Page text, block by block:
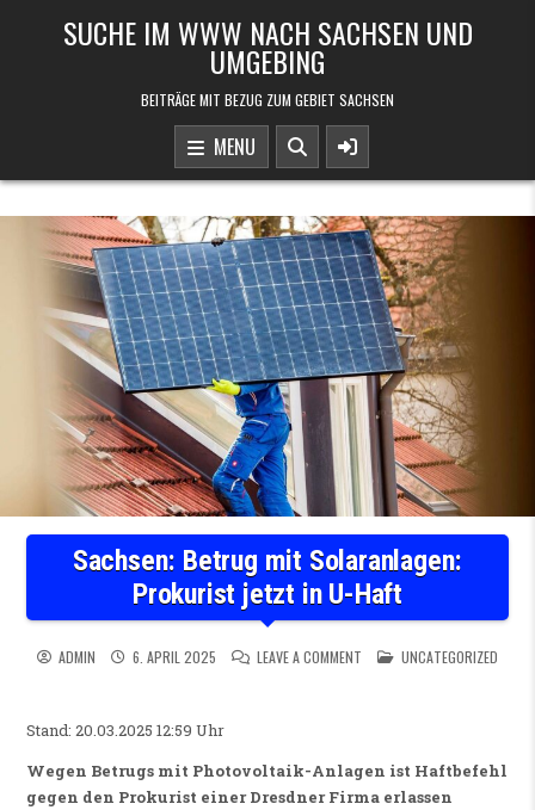
SUCHE IM WWW NACH SACHSEN UND
UMGEBING
BEITRÄGE MIT BEZUG ZUM GEBIET SACHSEN
MENU
Sachsen: Betrug mit Solaranlagen:
Prokurist jetzt in U-Haft
ADMIN 6. APRIL 2025 LEAVE A COMMENT ON SACHSEN: BETRUG MIT
POSTED IN
UNCATEGORIZED
Stand: 20.03.2025 12:59 Uhr
Wegen Betrugs mit Photovoltaik-Anlagen ist Haftbefehl
gegen den Prokurist einer Dresdner Firma erlassen